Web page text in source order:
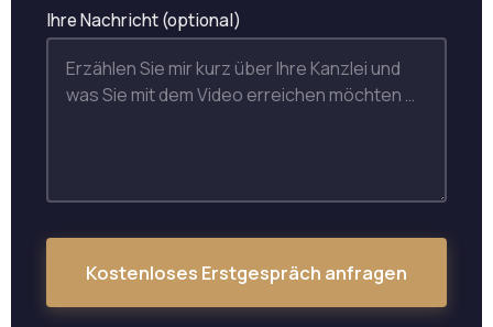
Ihre Nachricht (optional)
Kostenloses Erstgespräch anfragen